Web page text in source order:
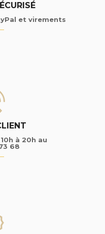
et virements
à 20h au
68